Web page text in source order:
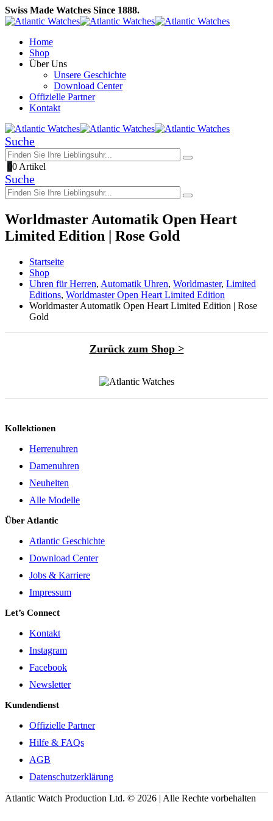
Swiss Made Watches Since 1888.
Home
Shop
Über Uns
Unsere Geschichte
Download Center
Offizielle Partner
Kontakt
Suche
00 Artikel
Suche
Worldmaster Automatik Open Heart
Limited Edition | Rose Gold
Startseite
Shop
Uhren für Herren, Automatik Uhren, Worldmaster, Limited
Editions, Worldmaster Open Heart Limited Edition
Worldmaster Automatik Open Heart Limited Edition | Rose
Gold
Zurück zum Shop >
Kollektionen
Herrenuhren
Damenuhren
Neuheiten
Alle Modelle
Über Atlantic
Atlantic Geschichte
Download Center
Jobs & Karriere
Impressum
Let’s Connect
Kontakt
Instagram
Facebook
Newsletter
Kundendienst
Offizielle Partner
Hilfe & FAQs
AGB
Datenschutzerklärung
Atlantic Watch Production Ltd. © 2026 | Alle Rechte vorbehalten